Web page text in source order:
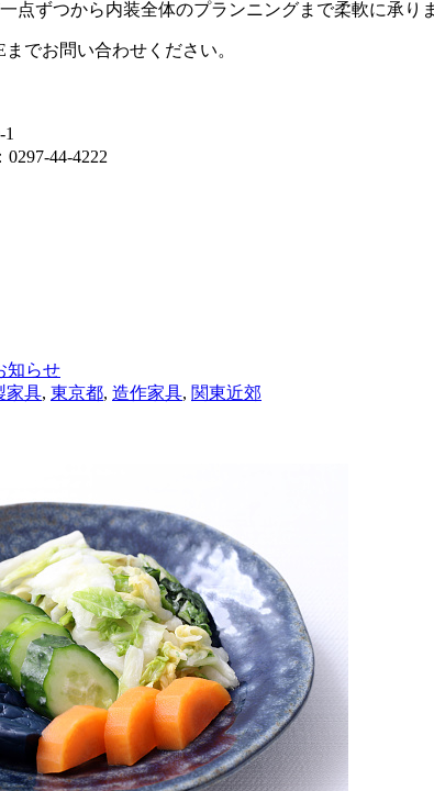
点ずつから内装全体のプランニングまで柔軟に承り
でお問い合わせください。
44-4222
知らせ
家具, 東京都, 造作家具, 関東近郊